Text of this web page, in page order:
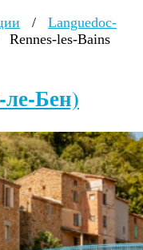
/
Languedoc-
Rennes-les-Bains
ле-Бен)